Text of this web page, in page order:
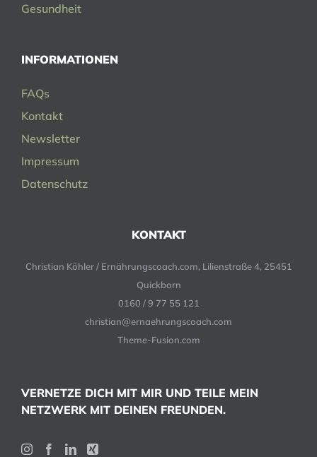
Gesundheit
INFORMATIONEN
FAQs
Kontakt
Newsletter
Impressum
Datenschutz
KONTAKT
Christian Köhler / Ernährungscoach.com, Lilienstraße 4, 25451
Quickborn
0160 / 9 77 55 121
christian@ernaehrungscoach.com
Theme-Fusion.com
VERNETZE DICH MIT MIR UND TEILE MEIN
NETZWERK MIT DEINEN FREUNDEN.